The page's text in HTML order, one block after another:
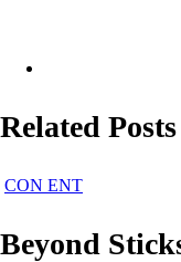
Related Posts
CON ENTBeyond
Stones
Beyond